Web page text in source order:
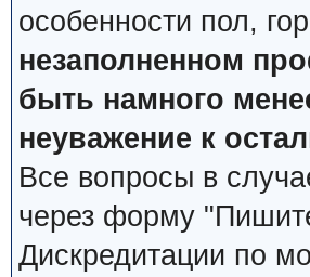
особенности пол,
незаполненном
быть намного
неуважение к
Все вопросы в
через форму
Дискредитации по